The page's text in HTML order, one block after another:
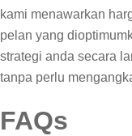
kami menawarkan
pelan yang
strategi anda secara
tanpa perlu
FAQs